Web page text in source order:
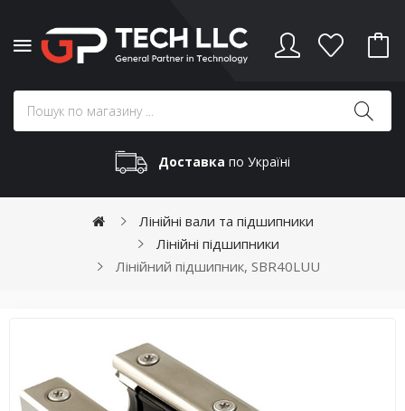
Доставка по Україні
Лінійні вали та підшипники
Лінійні підшипники
Лінійний підшипник, SBR40LUU